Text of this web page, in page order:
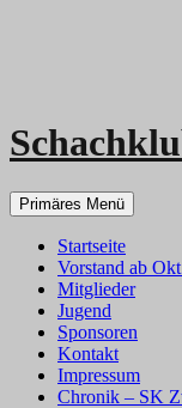
Primäres Menü Zum
Inhalt
Startseite
Vorstand ab
Mitglieder
Jugend
Sponsoren
Kontakt
Impressum
Chronik – SK